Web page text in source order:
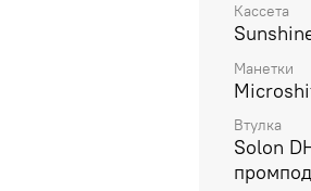
Кассета
Манетки
Втулка
Solon